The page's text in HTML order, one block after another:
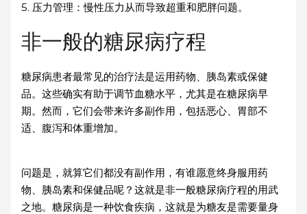
5. 压力管理：慢性压力从而导致超重和肥胖问题。
非一般的糖尿病疗程
糖尿病患者最常见的治疗法是运用药物、胰岛素或保健
品。这些确实有助于调节血糖水平，尤其是在糖尿病早
期。然而，它们会带来许多副作用，包括恶心、胃部不
适、腹泻和体重增加。
问题是，就算它们都没有副作用，有谁愿意终身服用药
物、胰岛素和保健品呢？这就是非一般糖尿病疗程的用武
之地。糖尿病是一种饮食疾病，这就是为糖友是需要量身